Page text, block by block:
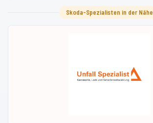
Skoda-Spezialisten in der Nähe